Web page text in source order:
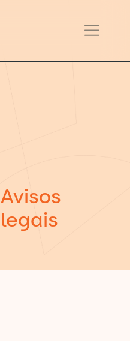
Avisos
legais